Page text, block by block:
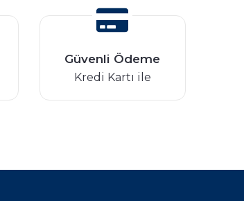
Güvenli Ödeme
Kredi Kartı ile